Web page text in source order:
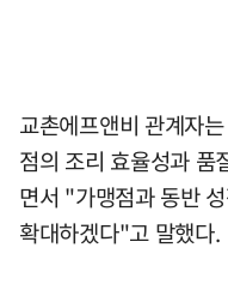
교촌에프앤비 관계자
점의 조리 효율성과 품
면서 "가맹점과 동반
확대하겠다"고 말했다.